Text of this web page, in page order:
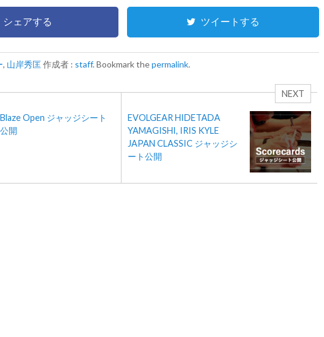
シェアする ツイートする
, 山岸秀匡作成者 : staff. Bookmark thepermalink.
Blaze Open ジャッジシート
公開
NEXT
EVOLGEAR HIDETADA
YAMAGISHI, IRIS KYLE
JAPAN CLASSIC ジャッジシ
ート公開